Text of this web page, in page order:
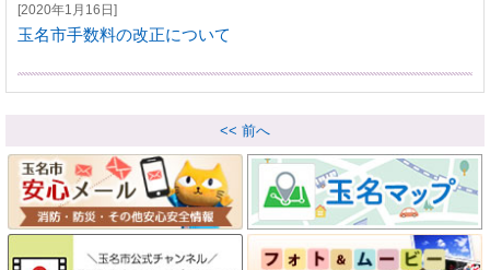
[2020年1月16日]
玉名市手数料の改正について
<< 前へ